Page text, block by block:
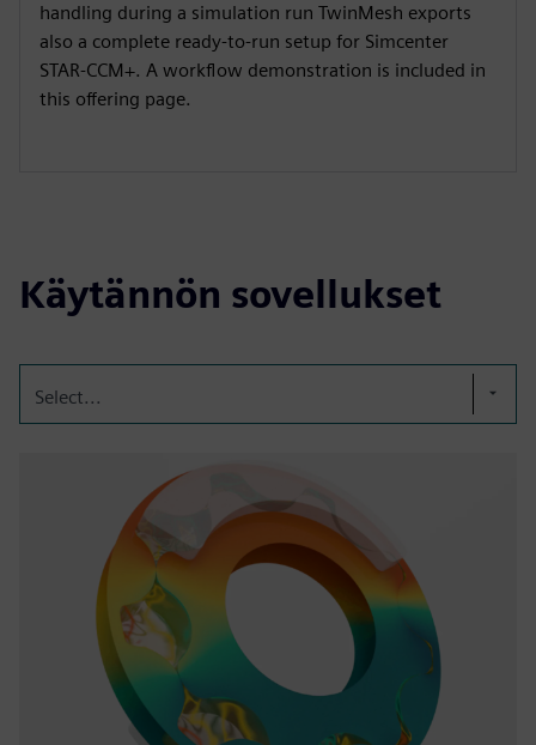
handling during a simulation run TwinMesh exports
also a complete ready-to-run setup for Simcenter
STAR-CCM+. A workflow demonstration is included in
this offering page.
Käytännön sovellukset
Select...